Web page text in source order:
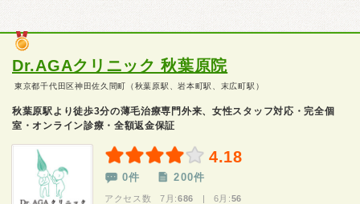
Dr.AGAクリニック 秋葉原院
東京都千代田区神田佐久間町（秋葉原駅、岩本町駅、末広町駅）
秋葉原駅より徒歩3分の薄毛治療専門外来、女性スタッフ対応・完全個
室・オンライン診療・全額返金保証
4.18
0件 200件
アクセス数 7月:686 | 6月:56